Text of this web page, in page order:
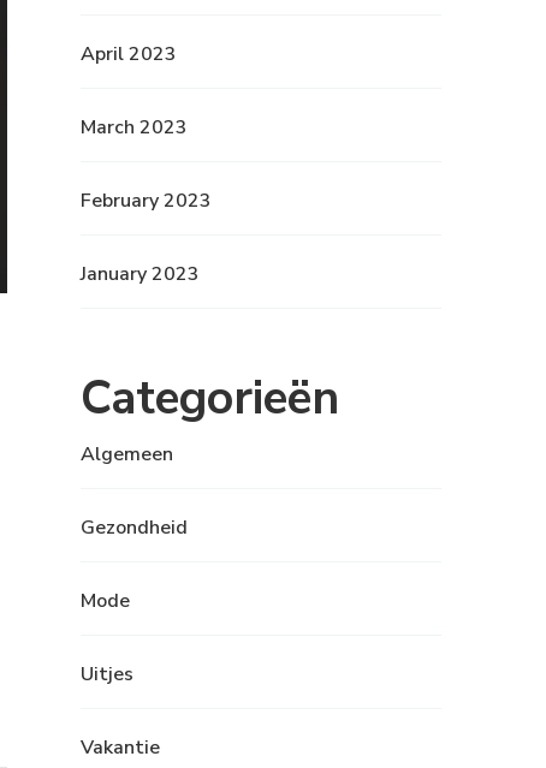
April 2023
March 2023
February 2023
January 2023
Categorieën
Algemeen
Gezondheid
Mode
Uitjes
Vakantie